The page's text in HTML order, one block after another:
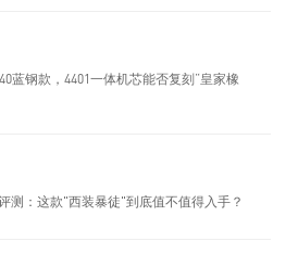
蓝钢款，4401一体机芯能否复刻“皇家橡
测：这款"西装暴徒"到底值不值得入手？